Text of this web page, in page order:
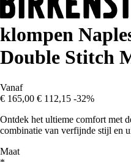
klompen
Double Stitch
Vanaf
€ 165,00 € 112,15 -32%
Ontdek het ultieme comfort met
combinatie van verfijnde stijl en
Maat